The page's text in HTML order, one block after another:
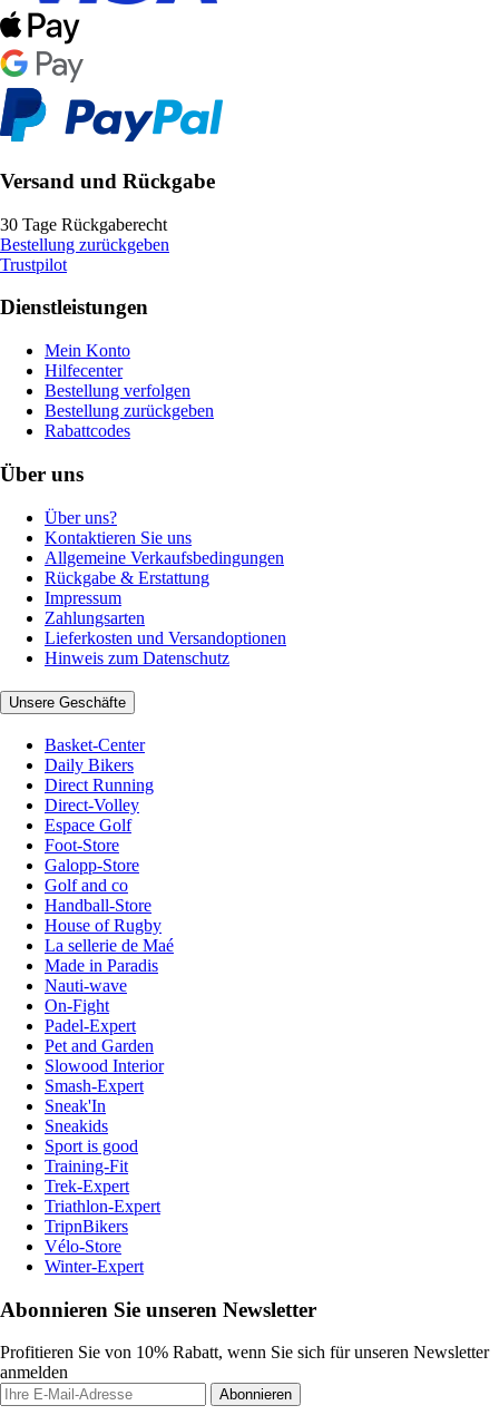
Versand und Rückgabe
30 Tage Rückgaberecht
Bestellung zurückgeben
Trustpilot
Dienstleistungen
Mein Konto
Hilfecenter
Bestellung verfolgen
Bestellung zurückgeben
Rabattcodes
Über uns
Über uns?
Kontaktieren Sie uns
Allgemeine Verkaufsbedingungen
Rückgabe & Erstattung
Impressum
Zahlungsarten
Lieferkosten und Versandoptionen
Hinweis zum Datenschutz
Unsere Geschäfte
Basket-Center
Daily Bikers
Direct Running
Direct-Volley
Espace Golf
Foot-Store
Galopp-Store
Golf and co
Handball-Store
House of Rugby
La sellerie de Maé
Made in Paradis
Nauti-wave
On-Fight
Padel-Expert
Pet and Garden
Slowood Interior
Smash-Expert
Sneak'In
Sneakids
Sport is good
Training-Fit
Trek-Expert
Triathlon-Expert
TripnBikers
Vélo-Store
Winter-Expert
Abonnieren Sie unseren Newsletter
Profitieren Sie von 10% Rabatt, wenn Sie sich für unseren Newsletter
anmelden
Abonnieren